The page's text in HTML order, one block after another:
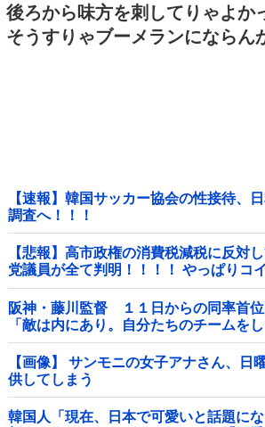
後ろから味方を刺してりゃよか
そうすりゃブーメランにならん
【速報】韓国サッカー協会の性接待、
調査へ！！！
【悲報】高市政権の消費税減税に反対
党議員が全て判明！！！！ やっぱりコ
阪神・藤川監督 １１日からの同率首
「敵は内にあり。自分たちのチームを
く」他
【画像】 サンモニの女子アナさん、日
供してしまう
韓国人「現在、日本で可愛いと話題に